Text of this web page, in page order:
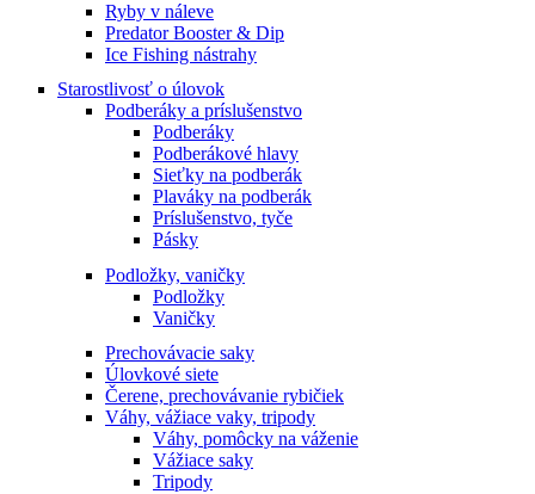
Ryby v náleve
Predator Booster & Dip
Ice Fishing nástrahy
Starostlivosť o úlovok
Podberáky a príslušenstvo
Podberáky
Podberákové hlavy
Sieťky na podberák
Plaváky na podberák
Príslušenstvo, tyče
Pásky
Podložky, vaničky
Podložky
Vaničky
Prechovávacie saky
Úlovkové siete
Čerene, prechovávanie rybičiek
Váhy, vážiace vaky, tripody
Váhy, pomôcky na váženie
Vážiace saky
Tripody